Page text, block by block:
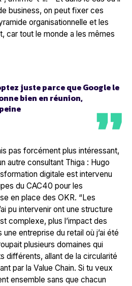
business, on peut fixer ces
organisationnelle et les
car tout le monde a les mêmes
juste parce que Google le
bien en réunion,
pas forcément plus intéressant,
autre consultant Thiga : Hugo
digitale est intervenu
du CAC40 pour les
en place des OKR. “Les
pu intervenir ont une structure
complexe, plus l’impact des
entreprise du retail où j’ai été
plusieurs domaines qui
différents, allant de la circularité
par la Value Chain. Si tu veux
ensemble sans que chacun